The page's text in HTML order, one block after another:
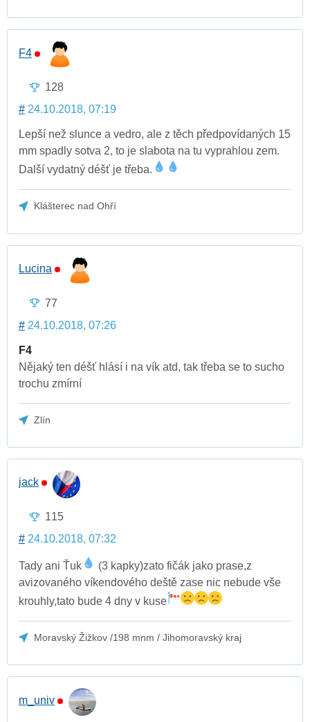
F4
128
# 24.10.2018, 07:19
Lepší než slunce a vedro, ale z těch předpovídaných 15
mm spadly sotva 2, to je slabota na tu vyprahlou zem.
Další vydatný déšť je třeba.
Klášterec nad Ohří
Lucina
77
# 24.10.2018, 07:26
F4
Nějaký ten déšť hlásí i na vík atd, tak třeba se to sucho
trochu zmírní
Zlín
jack
115
# 24.10.2018, 07:32
Tady ani Ťuk
(3 kapky)zato fičák jako prase,z
avizovaného víkendového deště zase nic nebude vše
krouhly,tato bude 4 dny v kuse
Moravský Žižkov /198 mnm / Jihomoravský kraj
m_univ